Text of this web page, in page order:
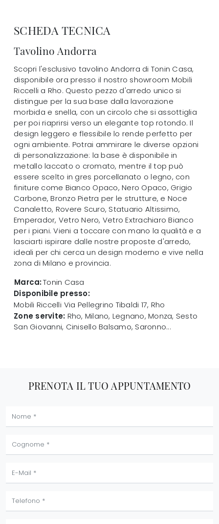
SCHEDA TECNICA
Tavolino Andorra
Scopri l'esclusivo tavolino Andorra di Tonin Casa,
disponibile ora presso il nostro showroom Mobili
Riccelli a Rho. Questo pezzo d'arredo unico si
distingue per la sua base dalla lavorazione
morbida e snella, con un circolo che si assottiglia
per poi riaprirsi verso un elegante top rotondo. Il
design leggero e flessibile lo rende perfetto per
ogni ambiente. Potrai ammirare le diverse opzioni
di personalizzazione: la base è disponibile in
metallo laccato o cromato, mentre il top può
essere scelto in gres porcellanato o legno, con
finiture come Bianco Opaco, Nero Opaco, Grigio
Carbone, Bronzo Pietra per le strutture, e Noce
Canaletto, Rovere Scuro, Statuario Altissimo,
Emperador, Vetro Nero, Vetro Extrachiaro Bianco
per i piani. Vieni a toccare con mano la qualità e a
lasciarti ispirare dalle nostre proposte d'arredo,
ideali per chi cerca un design moderno e vive nella
zona di Milano e provincia.
Marca:Tonin Casa
Disponibile presso:
Mobili Riccelli Via Pellegrino Tibaldi 17, Rho
Zone servite: Rho, Milano, Legnano, Monza, Sesto
San Giovanni, Cinisello Balsamo, Saronno...
PRENOTA IL TUO APPUNTAMENTO